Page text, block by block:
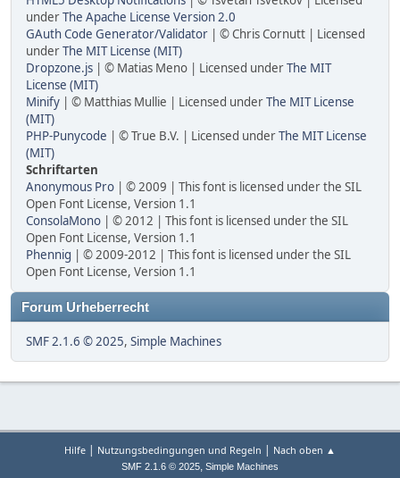
underThe Apache License Version 2.0
GAuth Code Generator/Validator | © Chris Cornutt | Licensed
underThe MIT License (MIT)
Dropzone.js | © Matias Meno | Licensed underThe MIT
License (MIT)
Minify | © Matthias Mullie | Licensed underThe MIT License
(MIT)
PHP-Punycode | © True B.V. | Licensed underThe MIT License
(MIT)
Schriftarten
Anonymous Pro | © 2009 | This font is licensed under the SIL
Open Font License, Version 1.1
ConsolaMono | © 2012 | This font is licensed under the SIL
Open Font License, Version 1.1
Phennig | © 2009-2012 | This font is licensed under the SIL
Open Font License, Version 1.1
Forum Urheberrecht
SMF 2.1.6 © 2025, Simple Machines
Hilfe | Nutzungsbedingungen und Regeln | Nach oben ▲
SMF 2.1.6 © 2025, Simple Machines